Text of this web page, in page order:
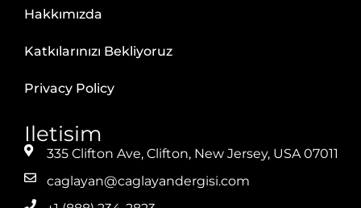
Hakkımızda
Katkılarınızı Bekliyoruz
Privacy Policy
Iletisim
335 Clifton Ave, Clifton, New Jersey, USA 07011
caglayan@caglayandergisi.com